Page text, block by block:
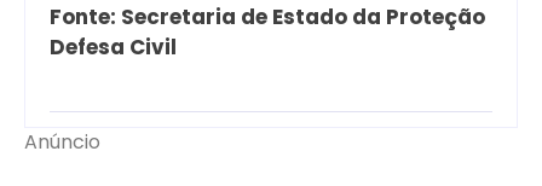
Fonte: Secretaria de Estado da Proteção
Defesa Civil
Anúncio